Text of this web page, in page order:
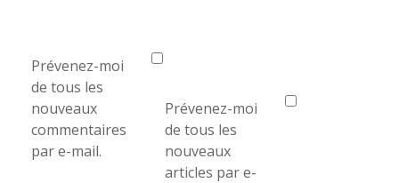
Prévenez-moi
de tous les
nouveaux
commentaires
par e-mail.
Prévenez-moi
de tous les
nouveaux
articles par e-